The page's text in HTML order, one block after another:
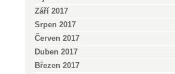
Září 2017
Srpen 2017
Červen 2017
Duben 2017
Březen 2017